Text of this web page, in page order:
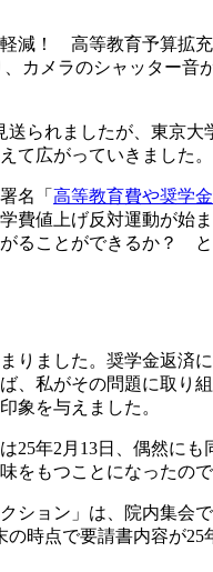
減！ 高等教育予算拡
カメラのシャッター音
られましたが、東京大
て広がっていきました。
名「 高等教育費や奨学
費値上げ反対運動が始
ることができるか？
ました。奨学金返済
、私がその問題に取り
象を与えました。
25年2月13日、偶然に
をもつことになったので
ョン」は、院内集会
時点で要請書内容が